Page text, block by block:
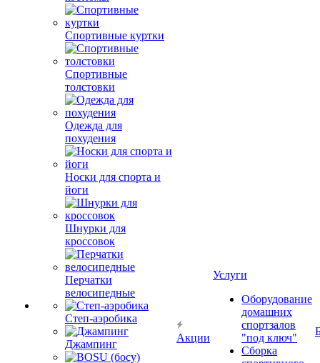
Спортивные куртки
Спортивные
толстовки
Одежда для
похудения
Носки для спорта и
йоги
Шнурки для
кроссовок
Перчатки
велосипедные
Степ-аэробика
Джампинг
Акции
Услуги
Оборудование
домашних
спортзалов
"под ключ"
Сборка